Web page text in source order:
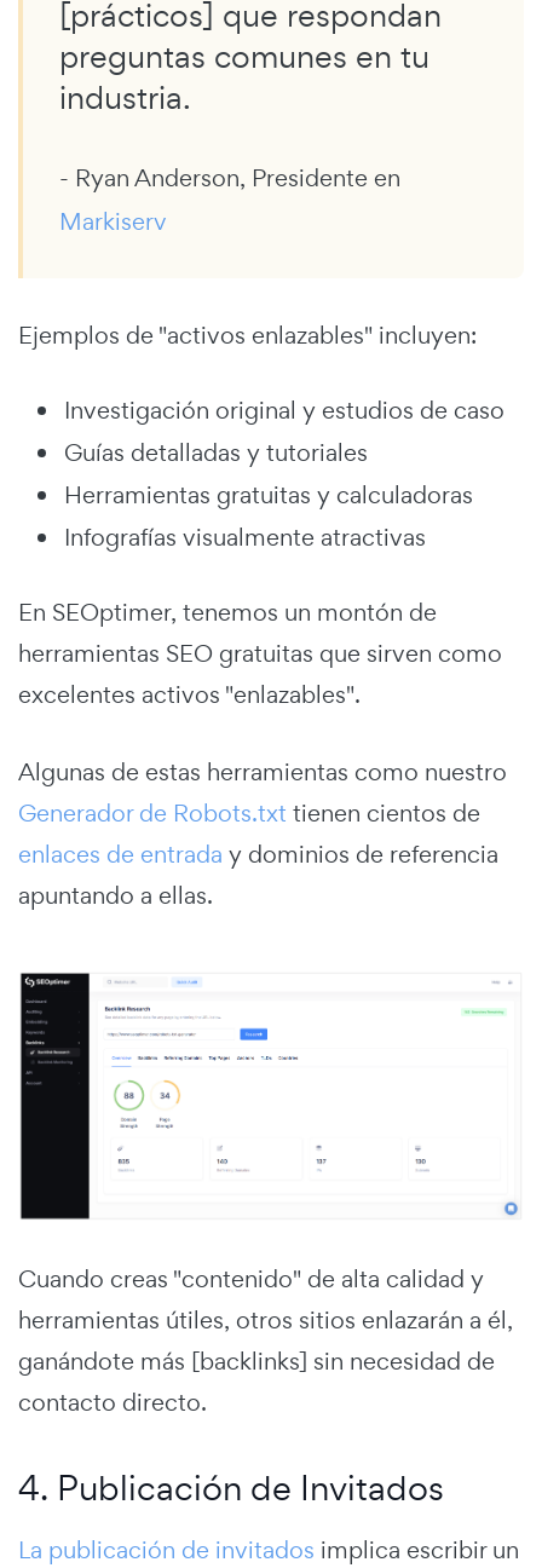
[prácticos] que respondan
preguntas comunes en tu
industria.
- Ryan Anderson, Presidente en
Markiserv
Ejemplos de "activos enlazables" incluyen:
Investigación original y estudios de caso
Guías detalladas y tutoriales
Herramientas gratuitas y calculadoras
Infografías visualmente atractivas
En SEOptimer, tenemos un montón de
herramientas SEO gratuitas que sirven como
excelentes activos "enlazables".
Algunas de estas herramientas como nuestro
Generador de Robots.txt tienen cientos de
enlaces de entrada y dominios de referencia
apuntando a ellas.
Cuando creas "contenido" de alta calidad y
herramientas útiles, otros sitios enlazarán a él,
ganándote más [backlinks] sin necesidad de
contacto directo.
4. Publicación de Invitados
La publicación de invitados implica escribir un